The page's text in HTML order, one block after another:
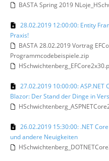
BASTA Spring 2019
28.02.2019 12:00:00: Entity
Praxis!
BASTA 28.02.2019 Vortrag
Programmcodebeispiele.zip
27.02.2019 10:00:00: ASP.NET
Blazor: Der Stand der Dinge in
26.02.2019 15:30:00: .NET
und andere Neuigkeiten